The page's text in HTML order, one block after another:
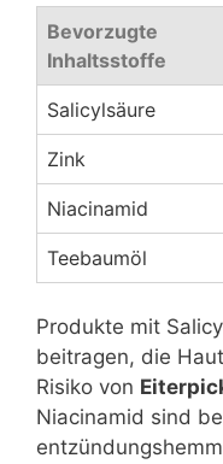
Bevorzugte
Inhaltsstoffe
Salicylsäure
Zink
Niacinamid
Teebaumöl
Produkte mit
beitragen, die
Risiko von
Niacinamid sind